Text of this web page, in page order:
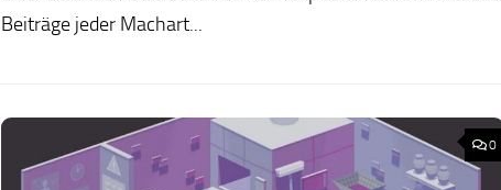
Beiträge jeder Machart...
0